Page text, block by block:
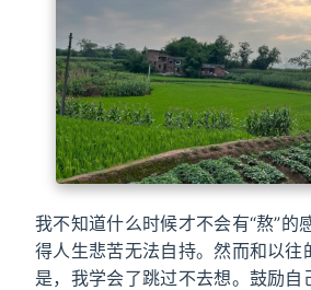
我不知道什么时候才不会有“熬”的
得人生悲苦无法自持。然而和以往
是，我学会了跳过不去想。鼓励自